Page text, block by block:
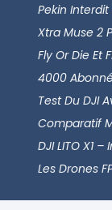
Pekin Interdit
Xtra Muse 2
Fly Or Die Et
4000
Test Du DJI
Comparatif
DJI LITO X1
Les Drones